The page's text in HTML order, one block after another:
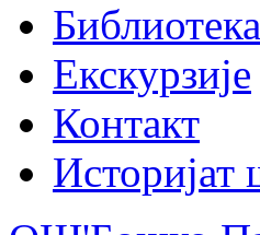
Библиотека
Екскурзије
Контакт
Историјат